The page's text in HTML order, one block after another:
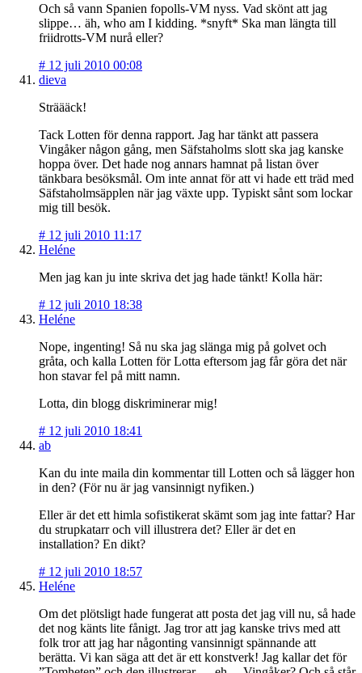
Och så vann Spanien fopolls-VM nyss. Vad skönt att jag
slippe… äh, who am I kidding. *snyft* Ska man längta till
friidrotts-VM nurå eller?
# 12 juli 2010 00:08
dieva
Sträääck!
Tack Lotten för denna rapport. Jag har tänkt att passera
Vingåker någon gång, men Säfstaholms slott ska jag kanske
hoppa över. Det hade nog annars hamnat på listan över
tänkbara besöksmål. Om inte annat för att vi hade ett träd med
Säfstaholmsäpplen när jag växte upp. Typiskt sånt som lockar
mig till besök.
# 12 juli 2010 11:17
Heléne
Men jag kan ju inte skriva det jag hade tänkt! Kolla här:
# 12 juli 2010 18:38
Heléne
Nope, ingenting! Så nu ska jag slänga mig på golvet och
gråta, och kalla Lotten för Lotta eftersom jag får göra det när
hon stavar fel på mitt namn.
Lotta, din blogg diskriminerar mig!
# 12 juli 2010 18:41
ab
Kan du inte maila din kommentar till Lotten och så lägger hon
in den? (För nu är jag vansinnigt nyfiken.)
Eller är det ett himla sofistikerat skämt som jag inte fattar? Har
du strupkatarr och vill illustrera det? Eller är det en
installation? En dikt?
# 12 juli 2010 18:57
Heléne
Om det plötsligt hade fungerat att posta det jag vill nu, så hade
det nog känts lite fånigt. Jag tror att jag kanske trivs med att
folk tror att jag har någonting vansinnigt spännande att
berätta. Vi kan säga att det är ett konstverk! Jag kallar det för